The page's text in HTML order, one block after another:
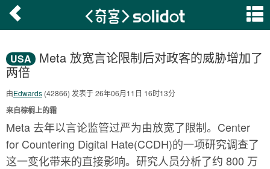
USA
Meta 放宽言论限制后对政客的威胁增加了
两倍
由Edwards (42866) 发表于 26年06月11日 16时13分
来自棕榈上的霜
Meta 去年以言论监管过严为由放宽了限制。Center
for Countering Digital Hate(CCDH)的一项研究调查了
这一变化带来的直接影响。研究人员分析了约 800 万